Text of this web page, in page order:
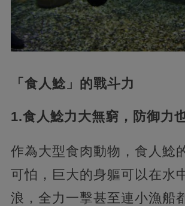
「食人鯰」的戰斗力
1.食人鯰力大無窮，防御力
作為大型食肉動物，食人鯰
可怕，巨大的身軀可以在水
浪，全力一擊甚至連小漁船